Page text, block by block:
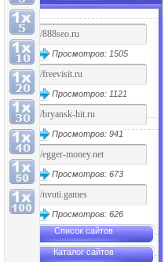
Просмотров: 1505
Просмотров: 1121
Просмотров: 941
Просмотров: 673
Просмотров: 626
Список сайтов
Каталог сайтов